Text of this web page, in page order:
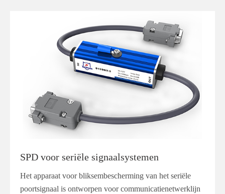
SPD voor seriële signaalsystemen
Het apparaat voor bliksembescherming van het seriële
poortsignaal is ontworpen voor communicatienetwerklijn